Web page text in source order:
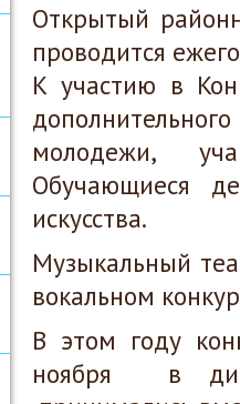
Открытый
проводится
К участию в
молодежи,
Обучающиеся
искусства.
Музыкальный
вокальном
В этом году
ноября в